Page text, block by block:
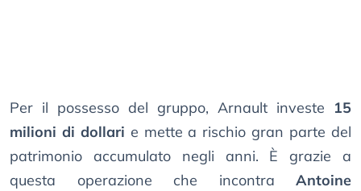
Per il possesso del gruppo, Arnault investe 15
milioni di dollari e mette a rischio gran parte del
patrimonio accumulato negli anni. È grazie a
questa operazione che incontra Antoine